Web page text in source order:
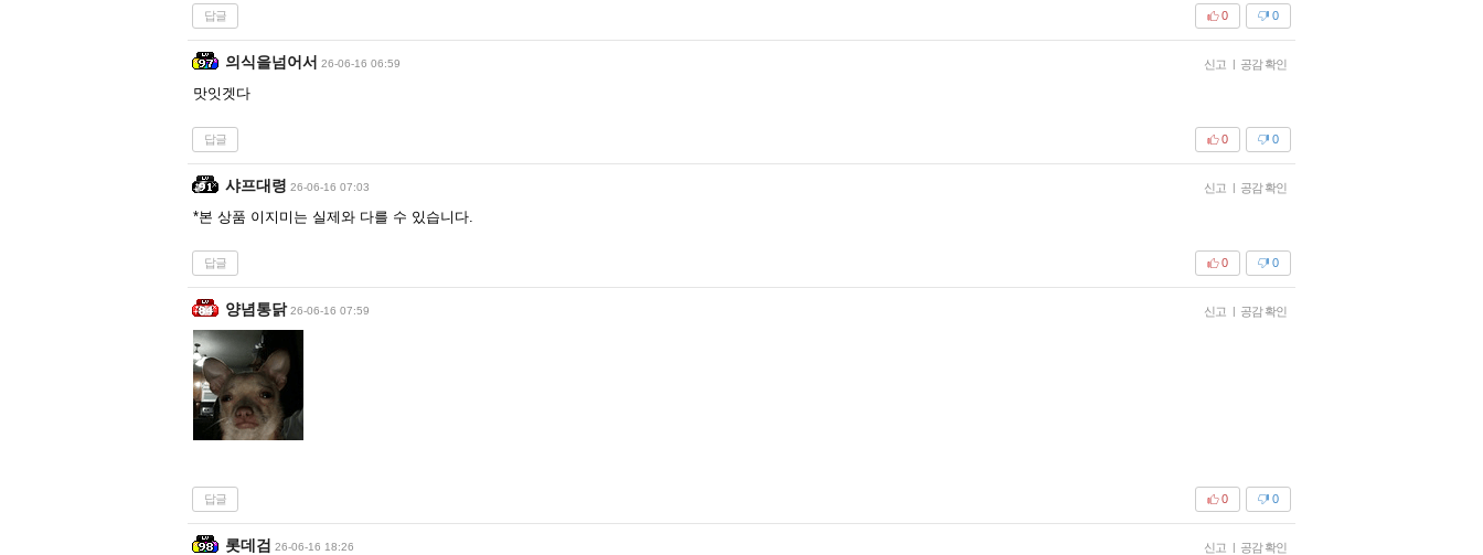
답글 0
0
의식을넘어서 26-06-16 06:59 신고 | 공감 확인
맛잇겟다
답글 0
0
샤프대령 26-06-16 07:03 신고 | 공감 확인
*본 상품 이지미는 실제와 다를 수 있습니다.
답글 0
0
양념통닭 26-06-16 07:59 신고 | 공감 확인
답글 0
0
롯데검 26-06-16 18:26 신고 | 공감 확인